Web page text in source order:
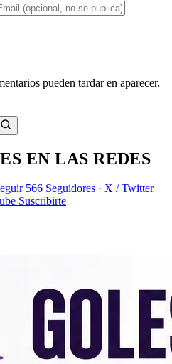
pueden tardar en aparecer.
EN LAS REDES
566 Seguidores · X / Twitter
Suscribirte